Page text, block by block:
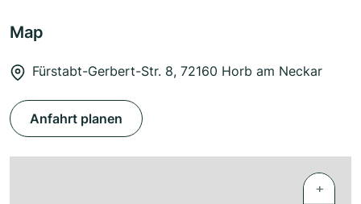
Map
Fürstabt-Gerbert-Str. 8, 72160 Horb am Neckar
Anfahrt planen
+